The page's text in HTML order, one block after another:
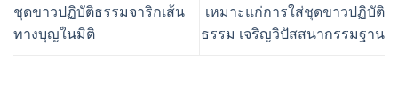
ชุดขาวปฏิบัติธรรมจาริกเส้น
ทางบุญในมิติ
เหมาะแก่การใส่ชุดขาวปฏิบัติ
ธรรม เจริญวิปัสสนากรรมฐาน